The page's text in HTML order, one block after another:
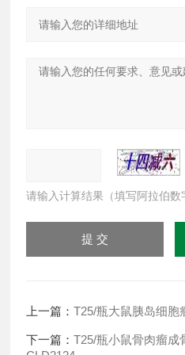
请输入计算结果（填写阿拉伯数
上一篇：T25/瓶大鼠胰岛细胞
下一篇：T25/瓶小鼠骨肉瘤成